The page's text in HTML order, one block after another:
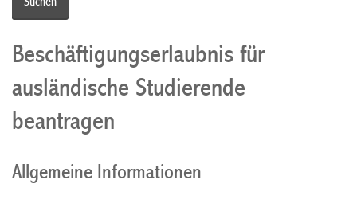
Beschäftigungserlaubnis für
ausländische Studierende
beantragen
Allgemeine Informationen